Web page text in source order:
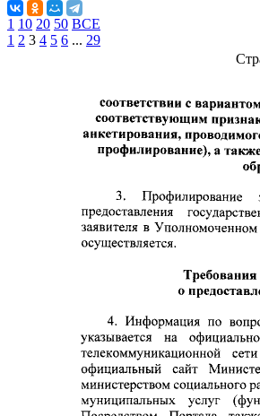
1 10 20 50 ВСЕ
1 2 3 4 5 6 ... 29